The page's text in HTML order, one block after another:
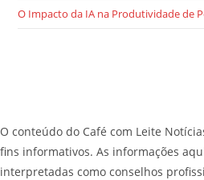
O Impacto da IA na Produtividade de
O conteúdo do Café com Leite
fins informativos. As informações
interpretadas como conselhos